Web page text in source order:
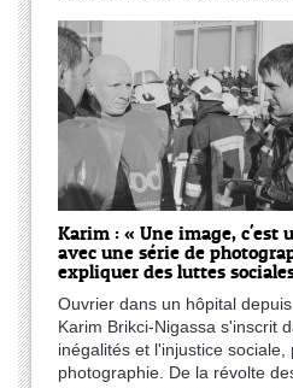
Karim : « Une image,
avec une série de
expliquer des luttes
Ouvrier dans un hôpital
Karim Brikci-Nigassa s'inscrit
inégalités et l'injustice sociale,
photographie. De la révolte